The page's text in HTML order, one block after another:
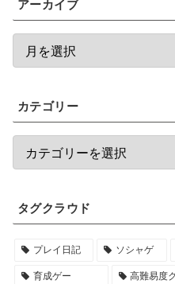
アーカイブ
カテゴリー
タグクラウド
プレイ日記 ソシャゲ
育成ゲー 高難易度